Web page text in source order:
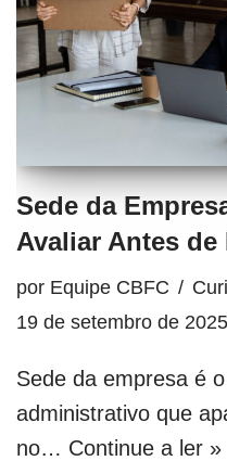
Sede da
Avaliar Antes
por Equipe CBFC
19 de setembro de 2025
Sede da empresa é
administrativo que
no… Continue a ler »